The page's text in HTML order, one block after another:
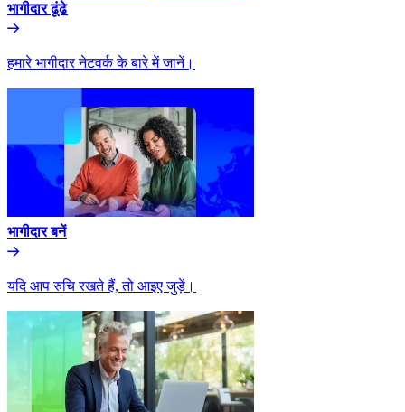
भागीदार ढूंढे​​
हमारे भागीदार नेटवर्क के बारे में जानें।​​
भागीदार बनें​​
यदि आप रुचि रखते हैं, तो आइए जुड़ें।​​